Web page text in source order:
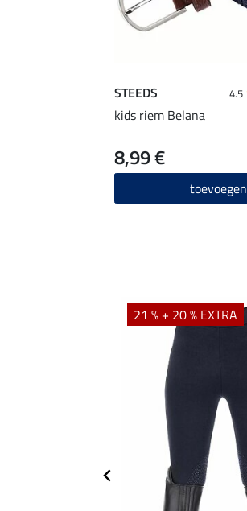
STEEDS 4.5
kids riem Belana
8,99 €
toevoegen
21 % + 20 % EXTRA